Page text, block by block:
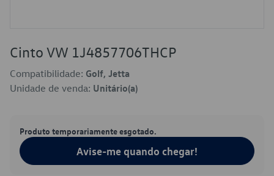
Cinto VW 1J4857706THCP
Compatibilidade: Golf, Jetta
Unidade de venda: Unitário(a)
Produto temporariamente esgotado.
Avise-me quando chegar!